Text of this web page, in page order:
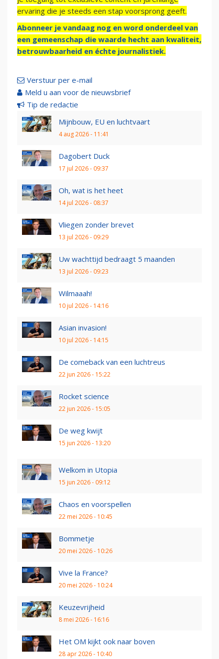
ervaring die je steeds een stap voorsprong geeft.
Abonneer je vandaag nog en word onderdeel van
een gemeenschap die waarde hecht aan kwaliteit,
betrouwbaarheid en échte journalistiek.
Verstuur per e-mail
Meld u aan voor de nieuwsbrief
Tip de redactie
Mijnbouw, EU en luchtvaart
4 aug 2026 - 11:41
Dagobert Duck
17 jul 2026 - 09:37
Oh, wat is het heet
14 jul 2026 - 08:37
Vliegen zonder brevet
13 jul 2026 - 09:29
Uw wachttijd bedraagt 5 maanden
13 jul 2026 - 09:23
Wilmaaah!
10 jul 2026 - 14:16
Asian invasion!
10 jul 2026 - 14:15
De comeback van een luchtreus
22 jun 2026 - 15:22
Rocket science
22 jun 2026 - 15:05
De weg kwijt
15 jun 2026 - 13:20
Welkom in Utopia
15 jun 2026 - 09:12
Chaos en voorspellen
22 mei 2026 - 10:45
Bommetje
20 mei 2026 - 10:26
Vive la France?
20 mei 2026 - 10:24
Keuzevrijheid
8 mei 2026 - 16:16
Het OM kijkt ook naar boven
28 apr 2026 - 10:40